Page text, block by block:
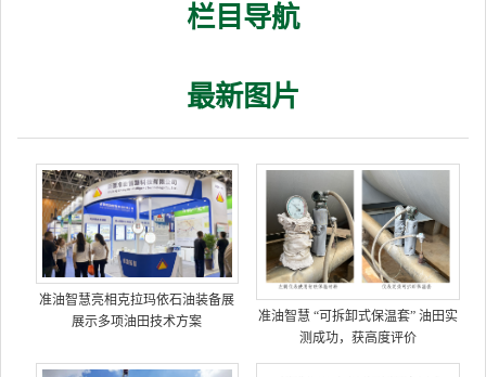
栏目导航
最新图片
准油智慧亮相克拉玛依石油装备展
展示多项油田技术方案
准油智慧 “可拆卸式保温套” 油田实
测成功，获高度评价